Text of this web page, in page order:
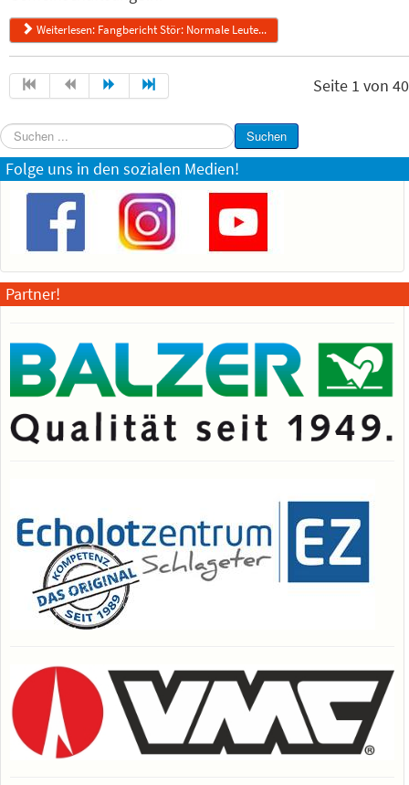
Weiterlesen: Fangbericht Stör: Normale Leute...
Seite 1 von 40
Suchen
...
Suchen
Folge uns in den sozialen Medien!
Partner!